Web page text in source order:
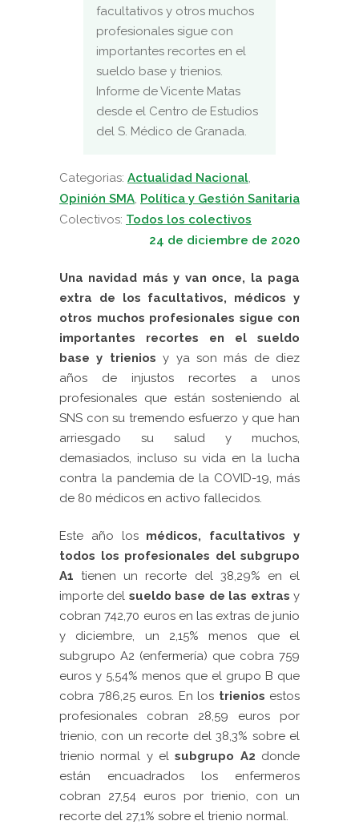
facultativos y otros muchos
profesionales sigue con
importantes recortes en el
sueldo base y trienios.
Informe de Vicente Matas
desde el Centro de Estudios
del S. Médico de Granada.
Categorias: Actualidad Nacional,
Opinión SMA, Política y Gestión Sanitaria
Colectivos: Todos los colectivos
24 de diciembre de 2020
Una navidad más y van once, la paga
extra de los facultativos, médicos y
otros muchos profesionales sigue con
importantes recortes en el
sueldo
base y trienios y ya son más de diez
años de injustos recortes a unos
profesionales que están sosteniendo al
SNS con su tremendo esfuerzo y que han
arriesgado su salud y muchos,
demasiados, incluso su vida en la lucha
contra la pandemia de la COVID-19, más
de 80 médicos en activo fallecidos.
Este año los médicos, facultativos y
todos los profesionales del subgrupo
A1 tienen un recorte del 38,29% en el
importe del sueldo base de las extras y
cobran 742,70 euros en las extras de junio
y diciembre, un 2,15% menos que el
subgrupo A2 (enfermería) que cobra 759
euros y 5,54% menos que el grupo B que
cobra 786,25 euros. En los trienios estos
profesionales cobran 28,59 euros por
trienio, con un recorte del 38,3% sobre el
trienio normal y elsubgrupo A2 donde
están encuadrados los enfermeros
cobran 27,54 euros por trienio, con un
recorte del 27,1% sobre el trienio normal.